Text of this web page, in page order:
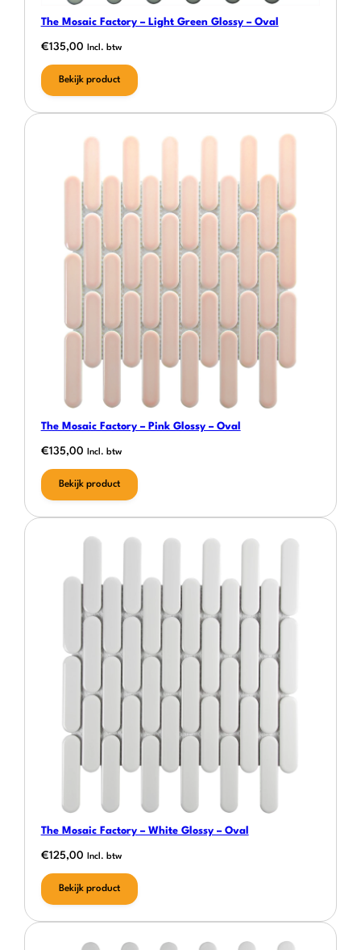
The Mosaic Factory – Light Green Glossy – Oval
€135,00 Incl. btw
Bekijk product
The Mosaic Factory – Pink Glossy – Oval
€135,00 Incl. btw
Bekijk product
The Mosaic Factory – White Glossy – Oval
€125,00 Incl. btw
Bekijk product